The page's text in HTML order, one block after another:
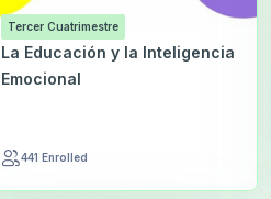
Tercer Cuatrimestre
La Educación y la Inteligencia
Emocional
441 Enrolled